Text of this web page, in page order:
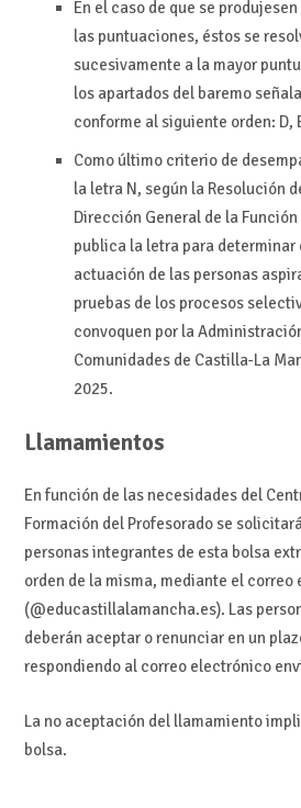
En el caso de que se
las puntuaciones, éstos se
sucesivamente a la mayor
los apartados del baremo
conforme al siguiente orden: D,
Como último criterio de
la letra N, según la Resolución
Dirección General de la
publica la letra para
actuación de las personas
pruebas de los procesos
convoquen por la
Comunidades de Castilla-La
2025.
Llamamientos
En función de las necesidades del
Formación del Profesorado se
personas integrantes de esta bolsa
orden de la misma, mediante el
(@educastillalamancha.es). Las
deberán aceptar o renunciar en un
respondiendo al correo electrónico
La no aceptación del llamamiento
bolsa.